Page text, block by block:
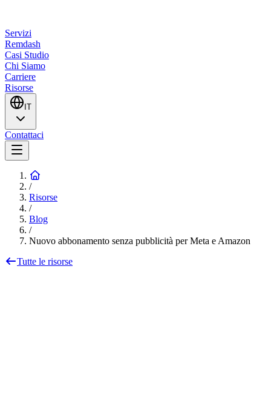
Servizi
Remdash
Casi Studio
Chi Siamo
Carriere
Risorse
IT
Contattaci
/
Risorse
/
Blog
/
Nuovo abbonamento senza pubblicità per Meta e Amazon
Tutte le risorse